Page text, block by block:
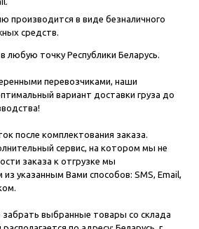
производится в виде безналичного
средств.
любую точку Республики Беларусь.
перевозчиками, наши
вариант доставки груза до
после комплектования заказа.
сервис, на котором мы не
заказа к отгрузке мы
указанным Вами способов: SMS, Email,
выбранные товары со склада